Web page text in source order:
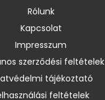
Rólunk
Kapcsolat
Impresszum
szerződési feltételek
tájékoztató
feltételek